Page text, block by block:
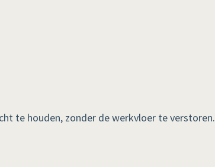
te houden, zonder de werkvloer te verstoren.